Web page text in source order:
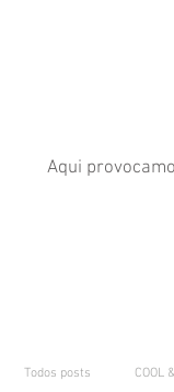
Aqui
Todos posts COOL